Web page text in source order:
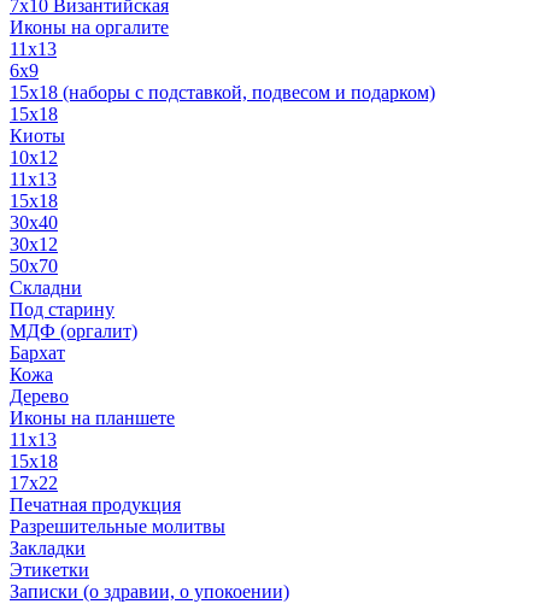
7x10 Византийская
Иконы на оргалите
11x13
6x9
15х18 (наборы с подставкой, подвесом и подарком)
15x18
Киоты
10x12
11x13
15x18
30x40
30х12
50x70
Складни
Под старину
МДФ (оргалит)
Бархат
Кожа
Дерево
Иконы на планшете
11х13
15х18
17х22
Печатная продукция
Разрешительные молитвы
Закладки
Этикетки
Записки (о здравии, о упокоении)